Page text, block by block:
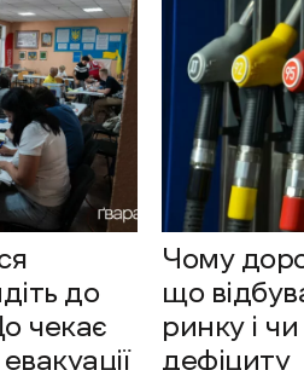
до
чекає
Чому
що
ринку і
дефіциту